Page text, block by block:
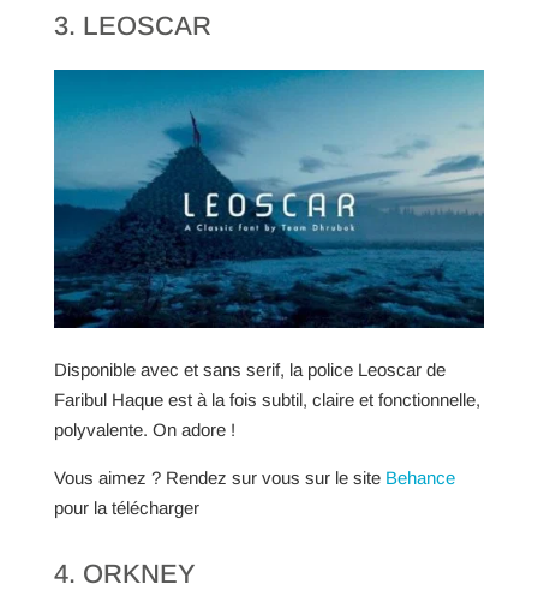
3. LEOSCAR
Disponible avec et sans serif, la police Leoscar de
Faribul Haque est à la fois subtil, claire et fonctionnelle,
polyvalente. On adore !
Vous aimez ? Rendez sur vous sur le site Behance
pour la télécharger
4. ORKNEY